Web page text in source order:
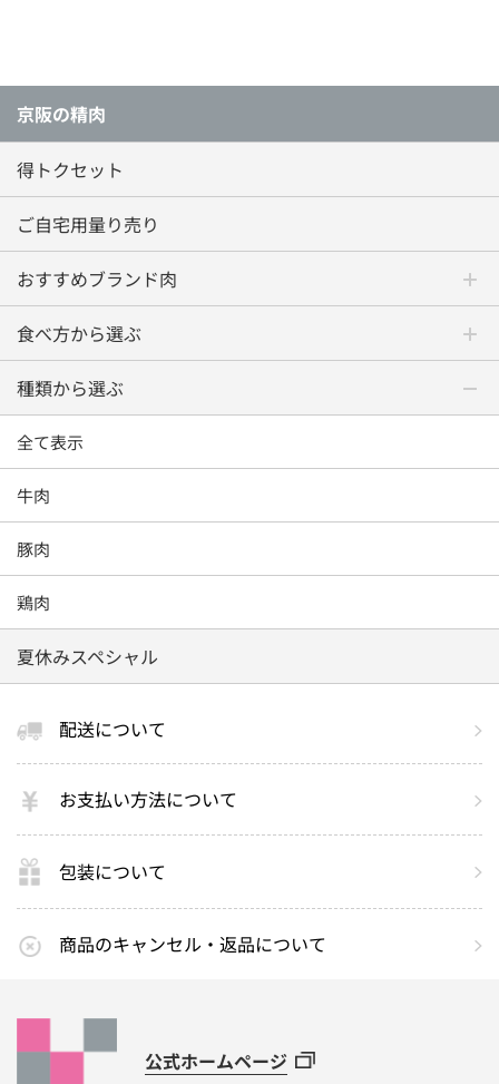
京阪の精肉
得トクセット
ご自宅用量り売り
おすすめブランド肉
食べ方から選ぶ
種類から選ぶ
全て表示
牛肉
豚肉
鶏肉
夏休みスペシャル
配送について
お支払い方法について
包装について
商品のキャンセル・返品について
公式ホームページ